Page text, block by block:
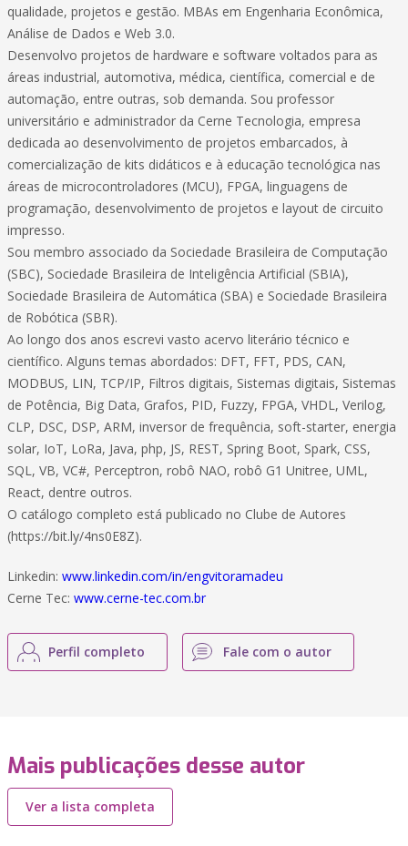
qualidade, projetos e gestão. MBAs em Engenharia Econômica,
Análise de Dados e Web 3.0.
Desenvolvo projetos de hardware e software voltados para as
áreas industrial, automotiva, médica, científica, comercial e de
automação, entre outras, sob demanda. Sou professor
universitário e administrador da Cerne Tecnologia, empresa
dedicada ao desenvolvimento de projetos embarcados, à
comercialização de kits didáticos e à educação tecnológica nas
áreas de microcontroladores (MCU), FPGA, linguagens de
programação, desenvolvimento de projetos e layout de circuito
impresso.
Sou membro associado da Sociedade Brasileira de Computação
(SBC), Sociedade Brasileira de Inteligência Artificial (SBIA),
Sociedade Brasileira de Automática (SBA) e Sociedade Brasileira
de Robótica (SBR).
Ao longo dos anos escrevi vasto acervo literário técnico e
científico. Alguns temas abordados: DFT, FFT, PDS, CAN,
MODBUS, LIN, TCP/IP, Filtros digitais, Sistemas digitais, Sistemas
de Potência, Big Data, Grafos, PID, Fuzzy, FPGA, VHDL, Verilog,
CLP, DSC, DSP, ARM, inversor de frequência, soft-starter, energia
solar, IoT, LoRa, Java, php, JS, REST, Spring Boot, Spark, CSS,
SQL, VB, VC#, Perceptron, robô NAO, robô G1 Unitree, UML,
React, dentre outros.
O catálogo completo está publicado no Clube de Autores
(https://bit.ly/4ns0E8Z).
Linkedin: www.linkedin.com/in/engvitoramadeu
Cerne Tec: www.cerne-tec.com.br
Perfil completo Fale com o autor
Mais publicações desse autor
Ver a lista completa